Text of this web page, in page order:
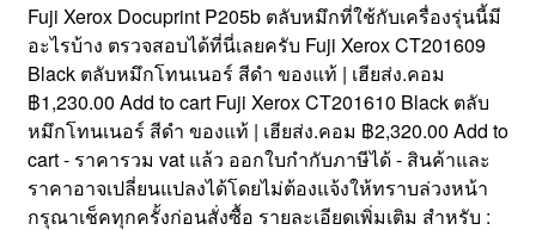
Fuji Xerox Docuprint P205b ตลับหมึกที่ใช้กับเครื่องรุ่นนี้มี
อะไรบ้าง ตรวจสอบได้ที่นี่เลยครับ Fuji Xerox CT201609
Black ตลับหมึกโทนเนอร์ สีดำ ของแท้ | เฮียส่ง.คอม
฿1,230.00 Add to cart Fuji Xerox CT201610 Black ตลับ
หมึกโทนเนอร์ สีดำ ของแท้ | เฮียส่ง.คอม ฿2,320.00 Add to
cart - ราคารวม vat แล้ว ออกใบกำกับภาษีได้ - สินค้าและ
ราคาอาจเปลี่ยนแปลงได้โดยไม่ต้องแจ้งให้ทราบล่วงหน้า
กรุณาเช็คทุกครั้งก่อนสั่งซื้อ รายละเอียดเพิ่มเติม สำหรับ :